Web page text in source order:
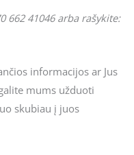
662 41046 arba rašykite:
informacijos ar Jus
mums užduoti
skubiau į juos